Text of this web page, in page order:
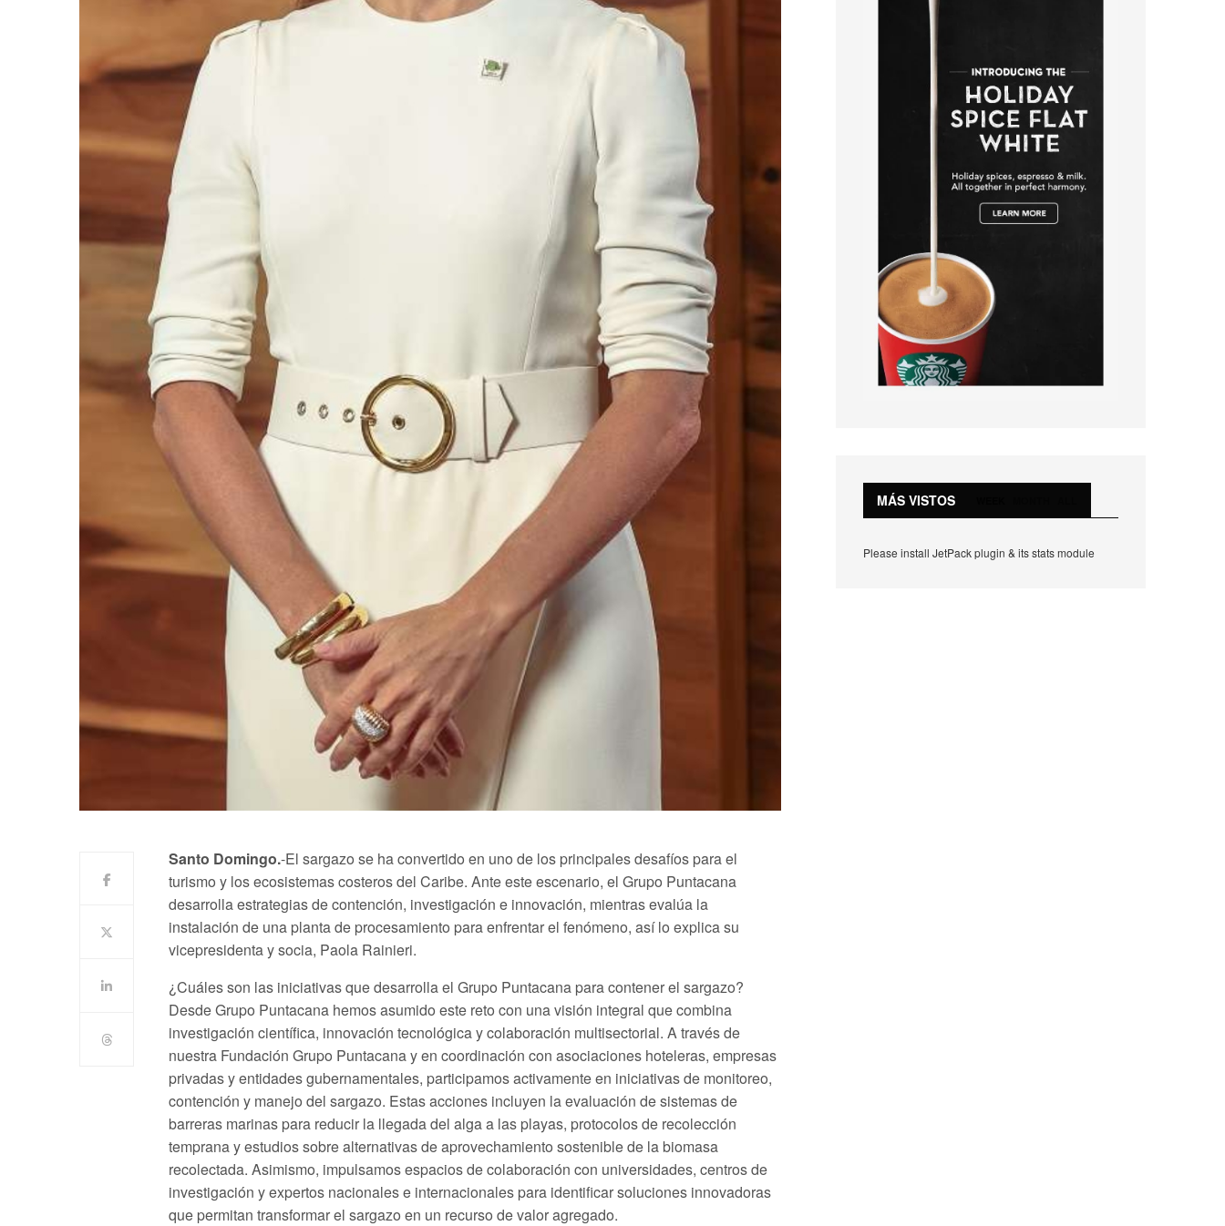
Santo Domingo.-El sargazo se ha convertido en uno de los principales desafíos para el
turismo y los ecosistemas costeros del Caribe. Ante este escenario, el Grupo Puntacana
desarrolla estrategias de contención, investigación e innovación, mientras evalúa la
instalación de una planta de procesamiento para enfrentar el fenómeno, así lo explica su
vicepresidenta y socia, Paola Rainieri.
¿Cuáles son las iniciativas que desarrolla el Grupo Puntacana para contener el sargazo?
Desde Grupo Puntacana hemos asumido este reto con una visión integral que combina
investigación científica, innovación tecnológica y colaboración multisectorial. A través de
nuestra Fundación Grupo Puntacana y en coordinación con asociaciones hoteleras, empresas
privadas y entidades gubernamentales, participamos activamente en iniciativas de monitoreo,
contención y manejo del sargazo. Estas acciones incluyen la evaluación de sistemas de
barreras marinas para reducir la llegada del alga a las playas, protocolos de recolección
temprana y estudios sobre alternativas de aprovechamiento sostenible de la biomasa
recolectada. Asimismo, impulsamos espacios de colaboración con universidades, centros de
investigación y expertos nacionales e internacionales para identificar soluciones innovadoras
que permitan transformar el sargazo en un recurso de valor agregado.
MÁS VISTOS
Please install JetPack plugin & its stats module